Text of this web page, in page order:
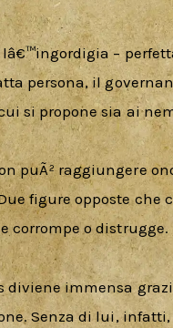
–
persona, il
si propone sia ai
puÃ² raggiungere
figure opposte che
corrompe o distrugge.
diviene immensa
Senza di lui,